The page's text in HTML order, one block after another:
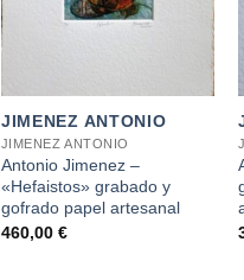
JIMENEZ ANTONIO
JIMENEZ ANTONIO
Antonio Jimenez –
«Hefaistos» grabado y
gofrado papel artesanal
460,00 €